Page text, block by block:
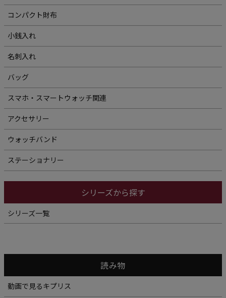
コンパクト財布
小銭入れ
名刺入れ
バッグ
スマホ・スマートウォッチ関連
アクセサリー
ウォッチバンド
ステーショナリー
シリーズから探す
シリーズ一覧
読み物
動画で見るキプリス